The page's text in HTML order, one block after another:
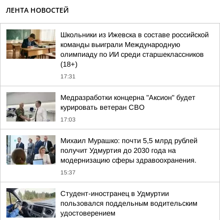
ЛЕНТА НОВОСТЕЙ
Школьники из Ижевска в составе российской
команды выиграли Международную
олимпиаду по ИИ среди старшеклассников
(18+)
17:31
Медразработки концерна "Аксион" будет
курировать ветеран СВО
17:03
Михаил Мурашко: почти 5,5 млрд рублей
получит Удмуртия до 2030 года на
модернизацию сферы здравоохранения.
15:37
Студент-иностранец в Удмуртии
пользовался поддельным водительским
удостоверением